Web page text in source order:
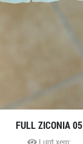
FULL ZICONIA 05